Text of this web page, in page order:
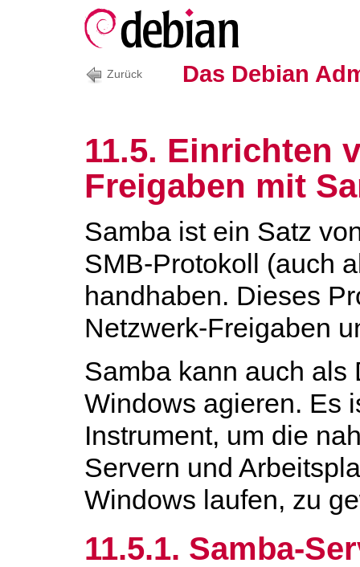
Zurück Das Debian
11.5. Einrichten
Freigaben mit
Samba ist ein Satz
SMB-Protokoll (auch
handhaben. Dieses
Netzwerk-Freigaben
Samba kann auch als
Windows agieren. Es
Instrument, um die
Servern und
Windows laufen, zu
11.5.1. Samba-